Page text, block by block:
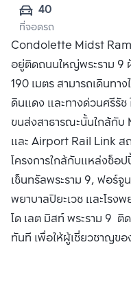
40
ที่จอดรถ
Condolette Midst
อยู่ติดถนนใหญ่พระราม 9 ฝั่
190 เมตร สามารถเดินทา
ดินแดง และทางด่วนศรีรัช
ขนส่งสาธารณะนั้นใกล้กับ
และ Airport Rail Link สถ
โครงการใกล้กับแหล่งช็อป
เซ็นทรัลพระราม 9, ฟอร์จู
พยาบาลปิยะเวช และโรงพ
โด เลต มิสท์ พระราม 9 ติ
ทันที เพื่อให้ผู้เชี่ยวชาญของ